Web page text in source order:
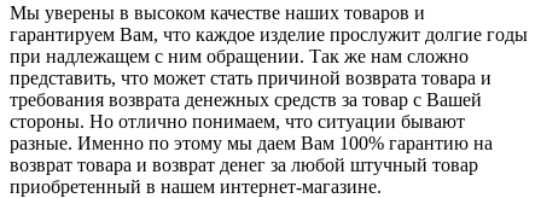
Мы уверены в высоком качестве наших товаров и
гарантируем Вам, что каждое изделие прослужит долгие годы
при надлежащем с ним обращении. Так же нам сложно
представить, что может стать причиной возврата товара и
требования возврата денежных средств за товар с Вашей
стороны. Но отлично понимаем, что ситуации бывают
разные. Именно по этому мы даем Вам 100% гарантию на
возврат товара и возврат денег за любой штучный товар
приобретенный в нашем интернет-магазине.